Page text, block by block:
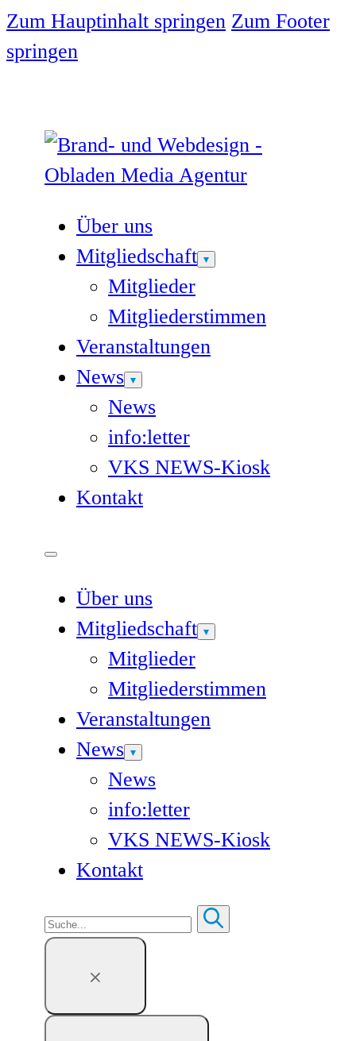
Zum Hauptinhalt springen Zum Footer
springen
Über uns
Mitgliedschaft
Mitglieder
Mitgliederstimmen
Veranstaltungen
News
News
info:letter
VKS NEWS-Kiosk
Kontakt
Über uns
Mitgliedschaft
Mitglieder
Mitgliederstimmen
Veranstaltungen
News
News
info:letter
VKS NEWS-Kiosk
Kontakt
Suchen